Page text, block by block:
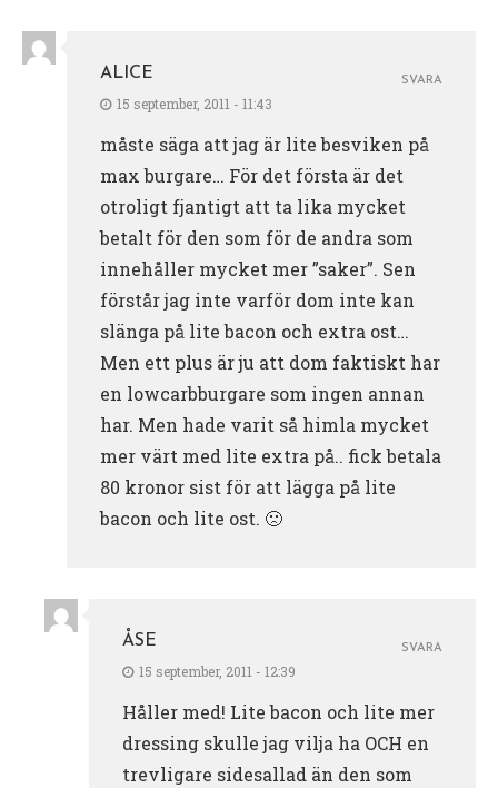
ALICE
15 september, 2011 - 11:43
måste säga att jag är lite besviken på
max burgare… För det första är det
otroligt fjantigt att ta lika mycket
betalt för den som för de andra som
innehåller mycket mer ”saker”. Sen
förstår jag inte varför dom inte kan
slänga på lite bacon och extra ost…
Men ett plus är ju att dom faktiskt har
en lowcarbburgare som ingen annan
har. Men hade varit så himla mycket
mer värt med lite extra på.. fick betala
80 kronor sist för att lägga på lite
bacon och lite ost. 🙁
SVARA
ÅSE
15 september, 2011 - 12:39
Håller med! Lite bacon och lite mer
dressing skulle jag vilja ha OCH en
trevligare sidesallad än den som
SVARA